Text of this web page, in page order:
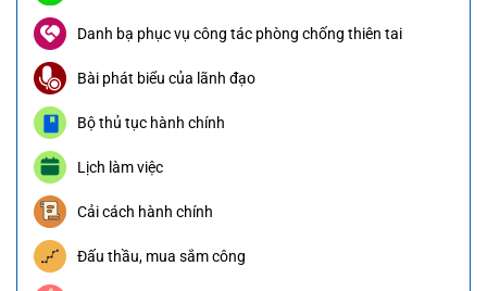
Danh bạ phục vụ công tác phòng chống thiên tai
Bài phát biểu của lãnh đạo
Bộ thủ tục hành chính
Lịch làm việc
Cải cách hành chính
Đấu thầu, mua sắm công